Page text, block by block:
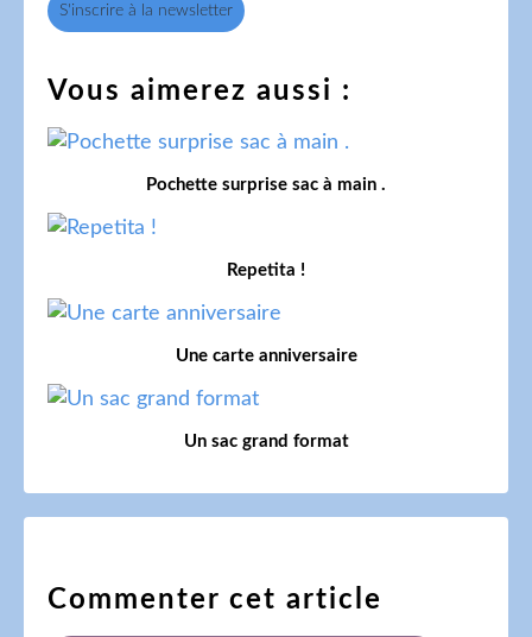
S'inscrire à la newsletter
Vous aimerez aussi :
Pochette surprise sac à main .
Repetita !
Une carte anniversaire
Un sac grand format
Commenter cet article